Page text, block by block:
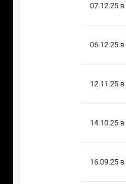
07.12.25 в
06.12.25 в
12.11.25
14.10.25
16.09.25